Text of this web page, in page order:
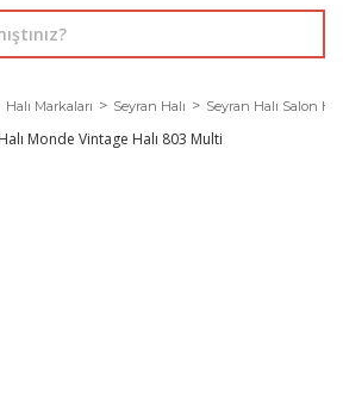
Halı Markaları Seyran Halı Seyran Halı Salon